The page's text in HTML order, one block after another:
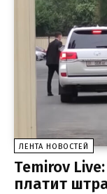
ЛЕНТА НОВОСТЕЙ
Temirov
платит